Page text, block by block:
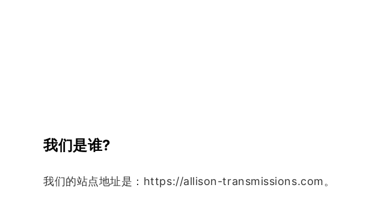
我们是谁?
我们的站点地址是：https://allison-transmissions.com。